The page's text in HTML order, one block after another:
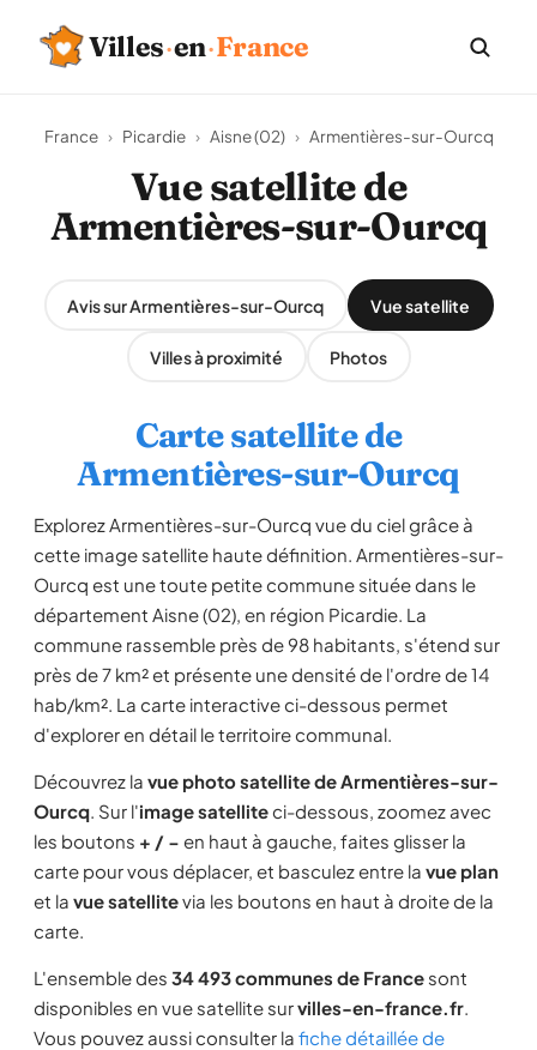
Villes·en·France
France › Picardie › Aisne (02) › Armentières-sur-Ourcq
Vue satellite de
Armentières-sur-Ourcq
Avis sur Armentières-sur-Ourcq Vue satellite
Villes à proximité Photos
Carte satellite de
Armentières-sur-Ourcq
Explorez Armentières-sur-Ourcq vue du ciel grâce à
cette image satellite haute définition. Armentières-sur-
Ourcq est une toute petite commune située dans le
département Aisne (02), en région Picardie. La
commune rassemble près de 98 habitants, s'étend sur
près de 7 km² et présente une densité de l'ordre de 14
hab/km². La carte interactive ci-dessous permet
d'explorer en détail le territoire communal.
Découvrez la vue photo satellite de Armentières-sur-
Ourcq. Sur l'image satelliteci-dessous, zoomez avec
les boutons + / − en haut à gauche, faites glisser la
carte pour vous déplacer, et basculez entre la vue plan
et la vue satellitevia les boutons en haut à droite de la
carte.
L'ensemble des 34 493 communes de France sont
disponibles en vue satellite survilles-en-france.fr.
Vous pouvez aussi consulter la fiche détaillée de